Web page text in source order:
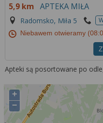
5,9 km APTEKA MIŁA
Radomsko, Miła 5
Niebawem otwieramy
Apteki są posortowane po
+
−